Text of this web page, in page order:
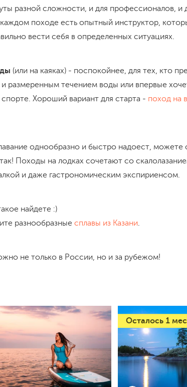
разной сложности, и для профессионалов, и
походе есть опытный инструктор,
вести себя в определенных ситуациях.
(или на каяках) - поспокойнее, для тех, кто
размеренным течением воды или впервые
Хороший вариант для старта - поход на
однообразно и быстро надоест, можете
Походы на лодках сочетают со
и даже гастрономическим экспириенсом.
найдете :)
разнообразные сплавы из Казани.
не только в России, но и за рубежом!
Осталось 1